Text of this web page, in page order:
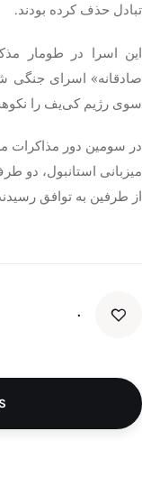
تبادل حذف کرده بودند.
این اسرا در طومار
سوی رژیم کی‌یف را
در سومین دور مذاکرات
از طرفین به توافق
۰